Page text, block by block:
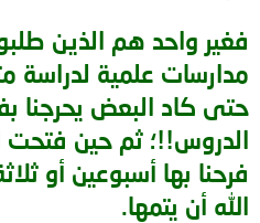
فغير واحد هم الذين
مدارسات علمية
حتى كاد البعض يحرجنا
الدروس!!؛ ثم حين فتحت
فرحنا بها أسبوعين أو
الله أن يتمها.